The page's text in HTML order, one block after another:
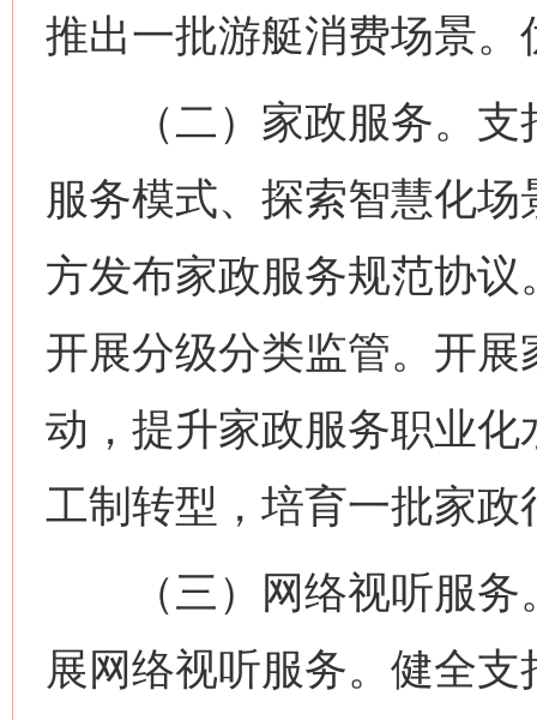
推出一批游艇消费场景
（二）家政服务。支
服务模式、探索智慧化
方发布家政服务规范协
开展分级分类监管。开
动，提升家政服务职业
工制转型，培育一批家政
（三）网络视听服务
展网络视听服务。健全